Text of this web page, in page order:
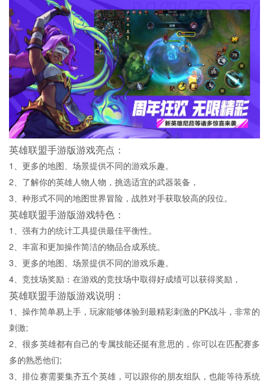
英雄联盟手游版游戏亮点：
1、更多的地图、场景提供不同的游戏乐趣。
2、了解你的英雄人物人物，挑选适宜的武器装备，
3、种形式不同的地图世界冒险，战胜对手获取较高的段位。
英雄联盟手游版游戏特色：
1、强有力的统计工具提供最佳平衡性。
2、丰富和更加操作简洁的物品合成系统。
3、更多的地图、场景提供不同的游戏乐趣。
4、竞技场奖励：在游戏的竞技场中取得好成绩可以获得奖励，
英雄联盟手游版游戏说明：
1、操作简单易上手，玩家能够体验到最精彩刺激的PK战斗，非常的
刺激;
2、很多英雄都有自己的专属技能还挺有意思的，你可以在匹配赛多
多的熟悉他们;
3、排位赛需要集齐五个英雄，可以跟你的朋友组队，也能等待系统